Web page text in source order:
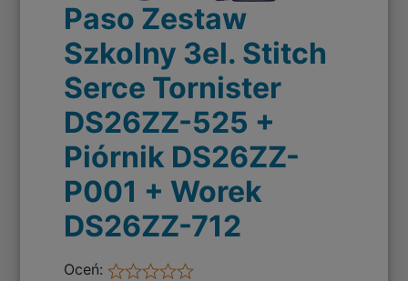
Paso Zestaw
Szkolny 3el. Stitch
Serce Tornister
DS26ZZ-525 +
Piórnik DS26ZZ-
P001 + Worek
DS26ZZ-712
Oceń: